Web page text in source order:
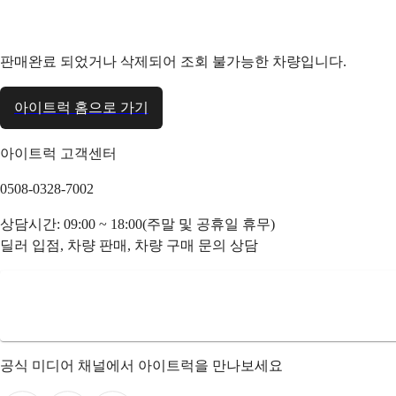
판매완료 되었거나 삭제되어 조회 불가능한 차량입니다.
아이트럭 홈으로 가기
아이트럭 고객센터
0508-0328-7002
상담시간: 09:00 ~ 18:00(주말 및 공휴일 휴무)
딜러 입점, 차량 판매, 차량 구매 문의 상담
공식 미디어 채널에서 아이트럭을 만나보세요